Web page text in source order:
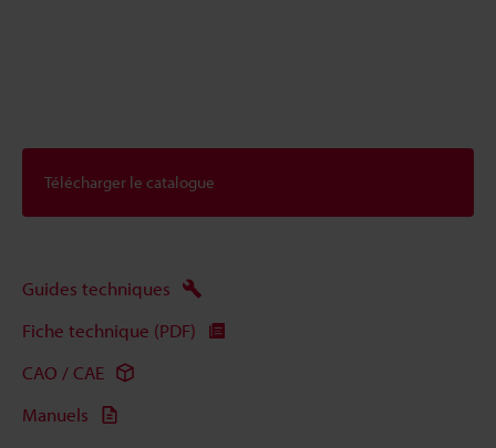
Télécharger le catalogue
Guides techniques
Fiche technique (PDF)
CAO / CAE
Manuels